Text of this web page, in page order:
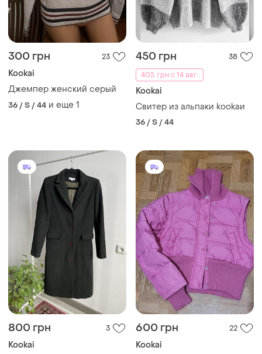
300 грн 23
Kookai
Джемпер женский серый
36 / S / 44 и еще 1
450 грн
38
405 грн с 14 авг.
Kookai
Свитер из альпаки kookaи
36 / S / 44
800 грн 3
Kookai
600 грн 22
Kookai